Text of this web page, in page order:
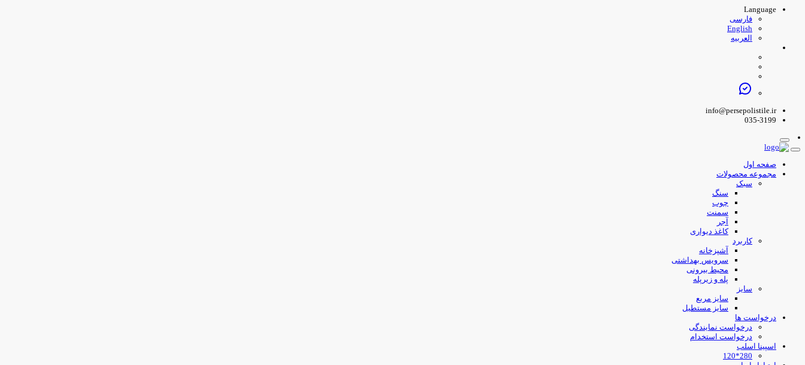
Language
فارسی
English
العربیه
info@persepolistile.ir
035-3199
صفحه اول
مجموعه محصولات
سبک
سنگ
چوب
سمنت
آجر
کاغذ دیواری
کاربرد
آشپزخانه
سرویس بهداشتی
محیط بیرونی
پله و زیرپله
سایز
سایز مربع
سایز مستطیل
درخواست ها
درخواست نمایندگی
درخواست استخدام
اسپینا اسلب
280*120